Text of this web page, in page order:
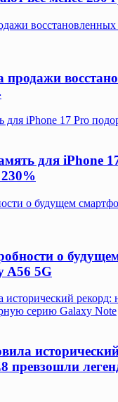
продажи
для iPhone 17 Pro
для iPhone
о будущем
о
A56 5G
исторический
серию Galaxy Note
превзошли